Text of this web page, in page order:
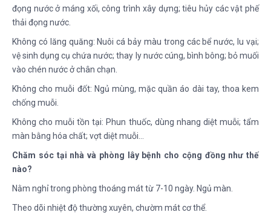
đọng nước ở máng xối, công trình xây dựng; tiêu hủy các vật phế
thải đọng nước.
Không có lăng quăng: Nuôi cá bảy màu trong các bể nước, lu vại;
vệ sinh dụng cụ chứa nước; thay ly nước cúng, bình bông; bỏ muối
vào chén nước ở chân chạn.
Không cho muỗi đốt: Ngủ mùng, mặc quần áo dài tay, thoa kem
chống muỗi.
Không cho muỗi tồn tại: Phun thuốc, dùng nhang diệt muỗi; tẩm
màn bằng hóa chất; vợt diệt muỗi…
Chăm sóc tại nhà và phòng lây bệnh cho cộng đồng như thế
nào?
Nằm nghỉ trong phòng thoáng mát từ 7-10 ngày. Ngủ màn.
Theo dõi nhiệt độ thường xuyên, chườm mát cơ thể.